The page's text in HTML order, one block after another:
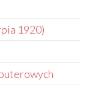
1920)